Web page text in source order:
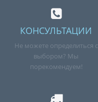
КОНСУЛЬТАЦИИ
Не можете определиться с
выбором? Мы
порекомендуем!